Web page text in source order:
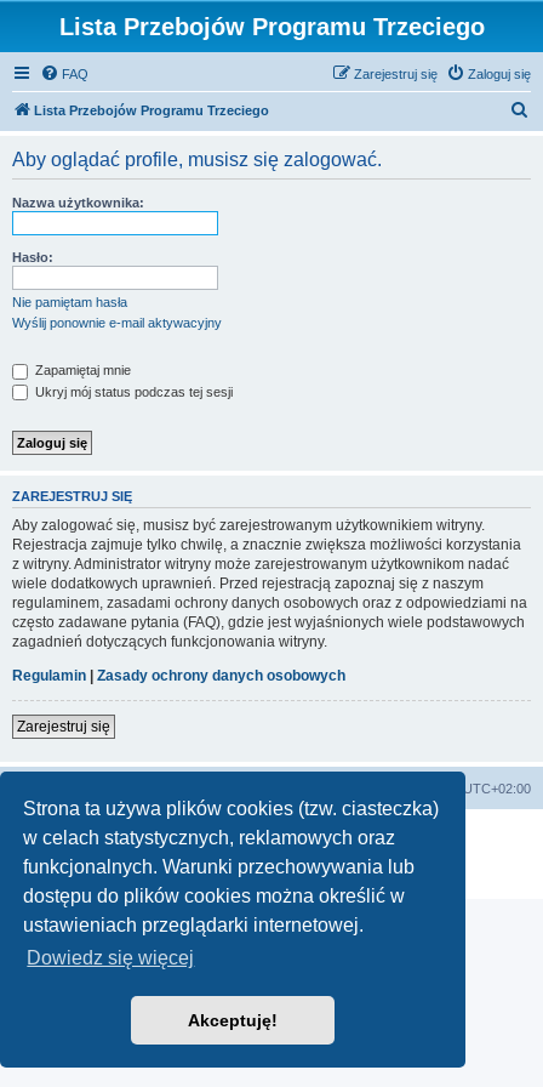
Strona ta używa plików cookies (tzw. ciasteczka)
w celach statystycznych, reklamowych oraz
funkcjonalnych. Warunki przechowywania lub
dostępu do plików cookies można określić w
ustawieniach przeglądarki internetowej.
Dowiedz się więcej
Akceptuję!
Lista Przebojów Programu Trzeciego
FAQ Zaloguj się
Zarejestruj się
Lista Przebojów Programu Trzeciego
Aby oglądać profile, musisz się zalogować.
Nazwa użytkownika:
Hasło:
Nie pamiętam hasła
Wyślij ponownie e-mail aktywacyjny
Zapamiętaj mnie
Ukryj mój status podczas tej sesji
ZAREJESTRUJ SIĘ
Aby zalogować się, musisz być zarejestrowanym użytkownikiem witryny.
Rejestracja zajmuje tylko chwilę, a znacznie zwiększa możliwości korzystania
z witryny. Administrator witryny może zarejestrowanym użytkownikom nadać
wiele dodatkowych uprawnień. Przed rejestracją zapoznaj się z naszym
regulaminem, zasadami ochrony danych osobowych oraz z odpowiedziami na
często zadawane pytania (FAQ), gdzie jest wyjaśnionych wiele podstawowych
zagadnień dotyczących funkcjonowania witryny.
Regulamin | Zasady ochrony danych osobowych
Zarejestruj się
UTC+02:00
Technologię dostarczaphpBB ® Forum Software © phpBB Limited
Zasady ochrony danych osobowych|Regulamin